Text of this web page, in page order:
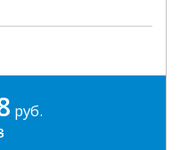
руб.